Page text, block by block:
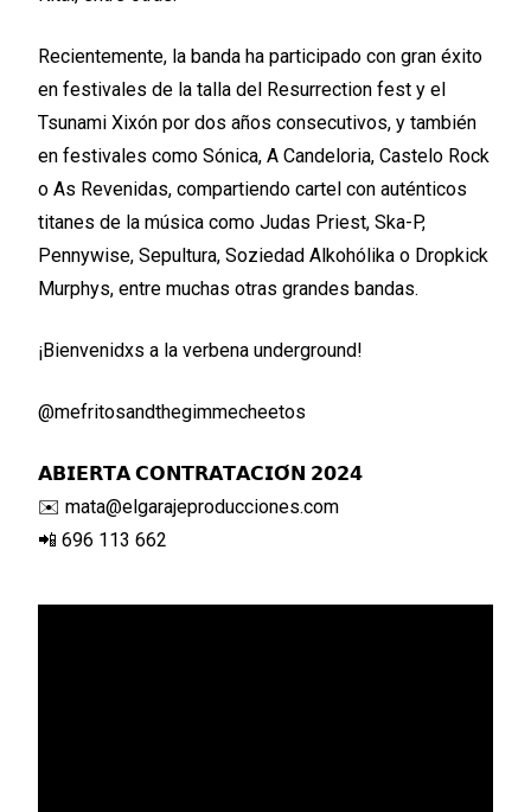
Recientemente, la banda ha participado con gran éxito
en festivales de la talla del Resurrection fest y el
Tsunami Xixón por dos años consecutivos, y también
en festivales como Sónica, A Candeloria, Castelo Rock
o As Revenidas, compartiendo cartel con auténticos
titanes de la música como Judas Priest, Ska-P,
Pennywise, Sepultura, Soziedad Alkohólika o Dropkick
Murphys, entre muchas otras grandes bandas.
¡Bienvenidxs a la verbena underground!
@mefritosandthegimmecheetos
𝗔𝗕𝗜𝗘𝗥𝗧𝗔 𝗖𝗢𝗡𝗧𝗥𝗔𝗧𝗔𝗖𝗜𝗢́𝗡 𝟮𝟬𝟮𝟰
✉️ mata@elgarajeproducciones.com
📲 696 113 662